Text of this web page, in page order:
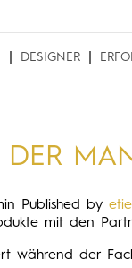
DESIGNER
Published by
mit den
während der